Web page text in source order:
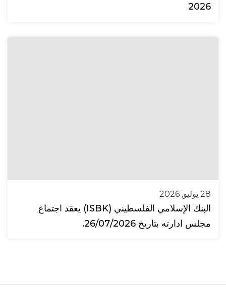
2026
28 يوليو, 2026
البنك الإسلامي الفلسطيني (ISBK) يعقد اجتماع
مجلس ادارته بتاريخ 26/07/2026.